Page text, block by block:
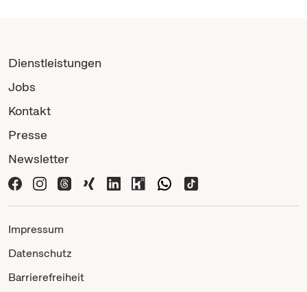
Dienstleistungen
Jobs
Kontakt
Presse
Newsletter
Impressum
Datenschutz
Barrierefreiheit